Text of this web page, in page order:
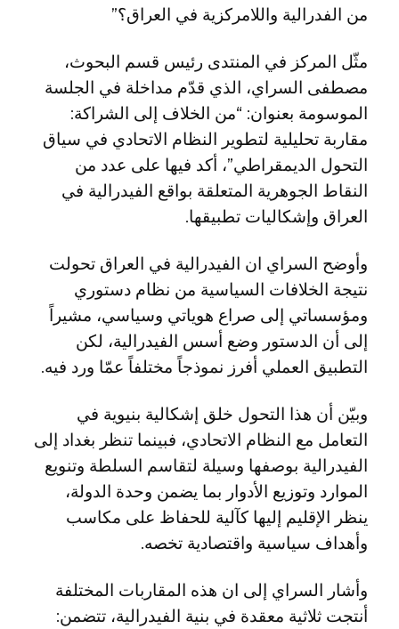
من الفدرالية واللامركزية في العراق؟”
مثّل المركز في المنتدى رئيس قسم البحوث،
مصطفى السراي، الذي قدّم مداخلة في الجلسة
الموسومة بعنوان: “من الخلاف إلى الشراكة:
مقاربة تحليلية لتطوير النظام الاتحادي في سياق
التحول الديمقراطي”، أكد فيها على عدد من
النقاط الجوهرية المتعلقة بواقع الفيدرالية في
العراق وإشكاليات تطبيقها.
وأوضح السراي ان الفيدرالية في العراق تحولت
نتيجة الخلافات السياسية من نظام دستوري
ومؤسساتي إلى صراع هوياتي وسياسي، مشيراً
إلى أن الدستور وضع أسس الفيدرالية، لكن
التطبيق العملي أفرز نموذجاً مختلفاً عمّا ورد فيه.
وبيّن أن هذا التحول خلق إشكالية بنيوية في
التعامل مع النظام الاتحادي، فبينما تنظر بغداد إلى
الفيدرالية بوصفها وسيلة لتقاسم السلطة وتنويع
الموارد وتوزيع الأدوار بما يضمن وحدة الدولة،
ينظر الإقليم إليها كآلية للحفاظ على مكاسب
وأهداف سياسية واقتصادية تخصه.
وأشار السراي إلى ان هذه المقاربات المختلفة
أنتجت ثلاثية معقدة في بنية الفيدرالية، تتضمن: